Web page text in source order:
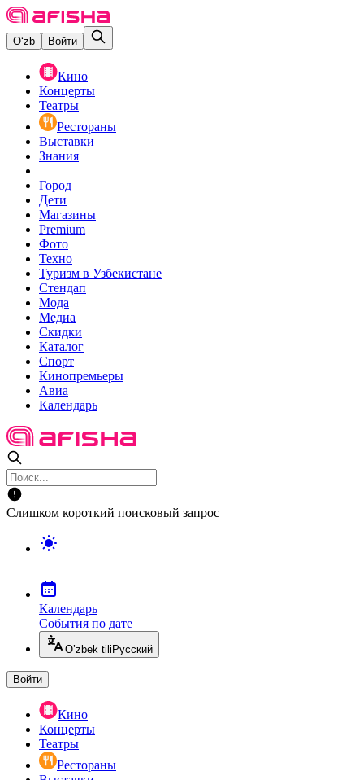
O‘zb Войти
Кино
Концерты
Театры
Рестораны
Выставки
Знания
Город
Дети
Магазины
Premium
Фото
Техно
Туризм в Узбекистане
Стендап
Мода
Медиа
Скидки
Каталог
Спорт
Кинопремьеры
Авиа
Календарь
Слишком короткий поисковый запрос
Календарь
События по дате
O’zbek tili Русский
Войти
Кино
Концерты
Театры
Рестораны